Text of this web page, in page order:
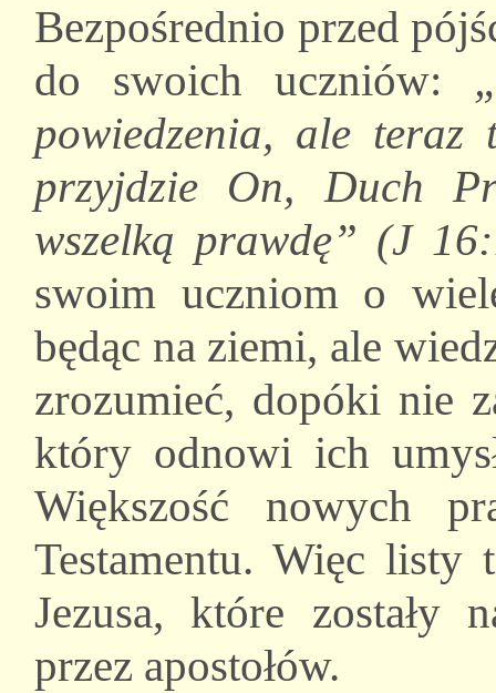
Bezpośrednio przed
do swoich uczniów:
powiedzenia, ale teraz
przyjdzie On, Duch
wszelką prawdę” (J
swoim uczniom o
będąc na ziemi, ale
zrozumieć, dopóki nie
który odnowi ich
Większość nowych
Testamentu. Więc listy
Jezusa, które zostały
przez apostołów.